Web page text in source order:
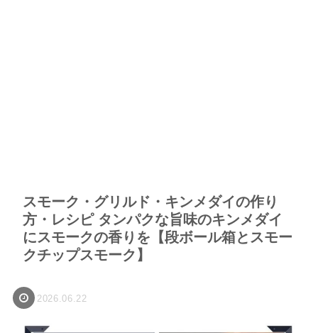
スモーク・グリルド・キンメダイの作り
方・レシピ タンパクな旨味のキンメダイ
にスモークの香りを【段ボール箱とスモー
クチップスモーク】
2026.06.22